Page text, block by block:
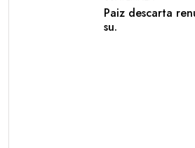
Paiz descarta
su.